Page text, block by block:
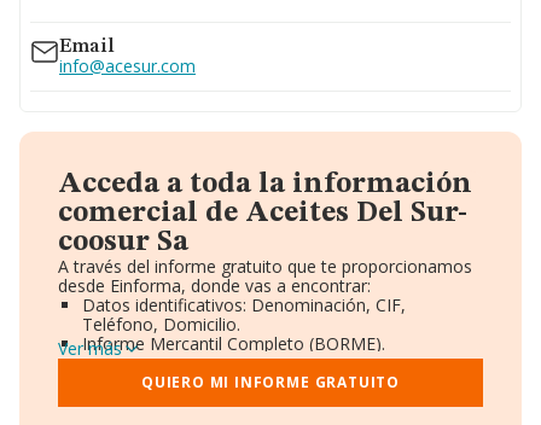
www.coosur.es
Email
info@acesur.com
Acceda a toda la información
comercial de Aceites Del Sur-
coosur Sa
A través del informe gratuito que te proporcionamos
desde Einforma, donde vas a encontrar:
Datos identificativos: Denominación, CIF,
Teléfono, Domicilio.
Informe Mercantil Completo (BORME).
Gráficos de Evolución Ventas y Empleados.
Consejo de Administración y Administradores.
Directivos y Ejecutivos.
Ver más
QUIERO MI INFORME GRATUITO